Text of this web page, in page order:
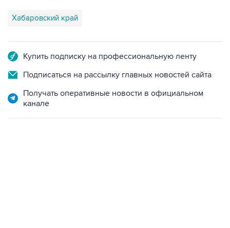
Хабаровский край
Купить подписку на профессиональную ленту
Подписаться на рассылку главных новостей сайта
Получать оперативные новости в официальном
канале